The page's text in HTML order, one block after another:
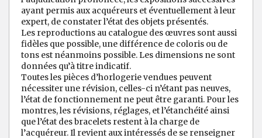
ayant permis aux acquéreurs et éventuellement à leur
expert, de constater l’état des objets présentés.
Les reproductions au catalogue des œuvres sont aussi
fidèles que possible, une différence de coloris ou de
tons est néanmoins possible. Les dimensions ne sont
données qu’à titre indicatif.
Toutes les pièces d’horlogerie vendues peuvent
nécessiter une révision, celles-ci n’étant pas neuves,
l’état de fonctionnement ne peut être garanti. Pour les
montres, les révisions, réglages, et l’étanchéité ainsi
que l’état des bracelets restent à la charge de
l’acquéreur. Il revient aux intéressés de se renseigner